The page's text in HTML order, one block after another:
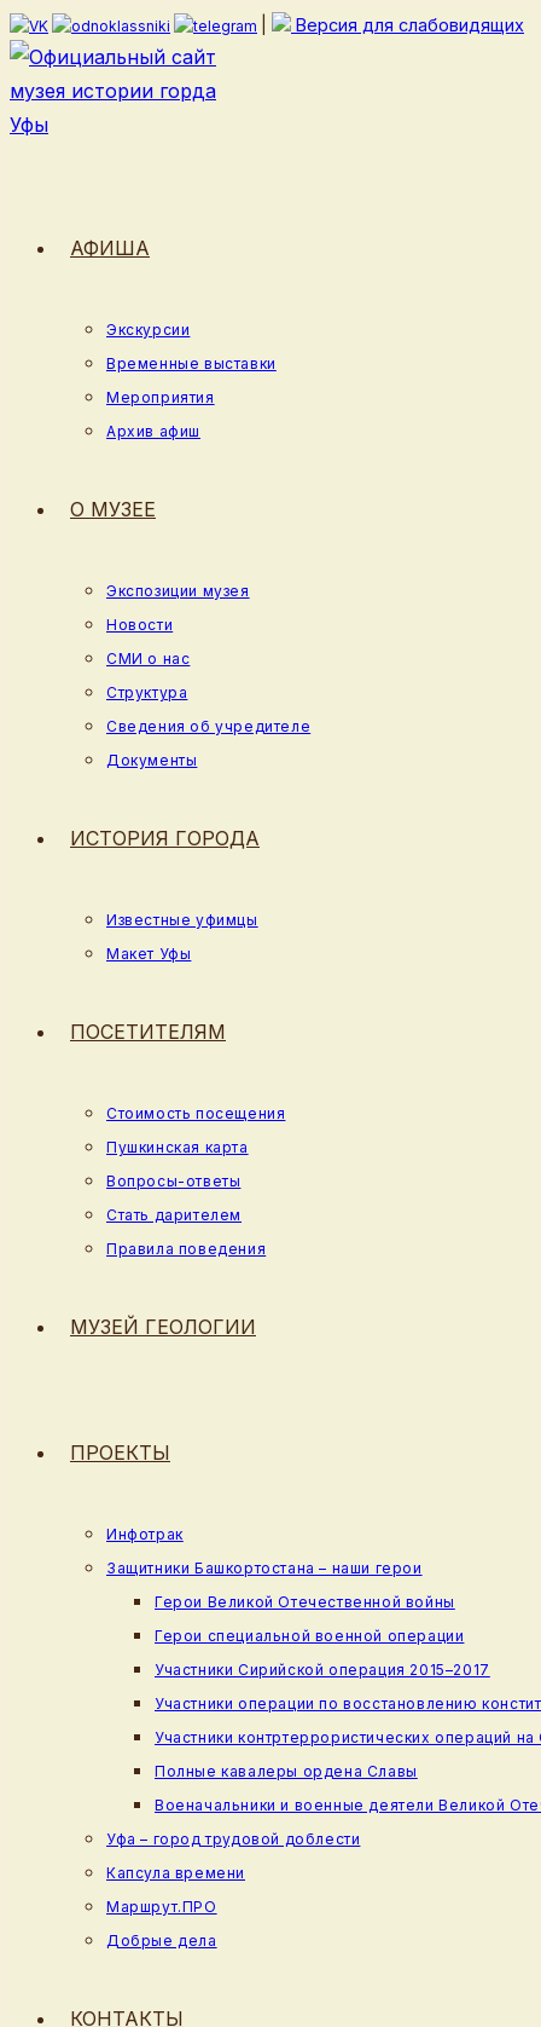
Перейти
к
содержимому
Версия для слабовидящих
АФИША
Экскурсии
Временные выставки
Мероприятия
Архив афиш
О МУЗЕЕ
Экспозиции музея
Новости
СМИ о нас
Структура
Сведения об учредителе
Документы
ИСТОРИЯ ГОРОДА
Известные уфимцы
Макет Уфы
ПОСЕТИТЕЛЯМ
Стоимость посещения
Пушкинская карта
Вопросы-ответы
Стать дарителем
Правила поведения
МУЗЕЙ ГЕОЛОГИИ
ПРОЕКТЫ
Инфотрак
Защитники Башкортостана – наши герои
Герои Великой Отечественной войны
Герои специальной военной операции
Участники Сирийской операция 2015–2017
Участники операции по восстановлению
Участники контртеррористических операций
Полные кавалеры ордена Славы
Военачальники и военные деятели Великой
Уфа – город трудовой доблести
Капсула времени
Маршрут.ПРО
Добрые дела
КОНТАКТЫ